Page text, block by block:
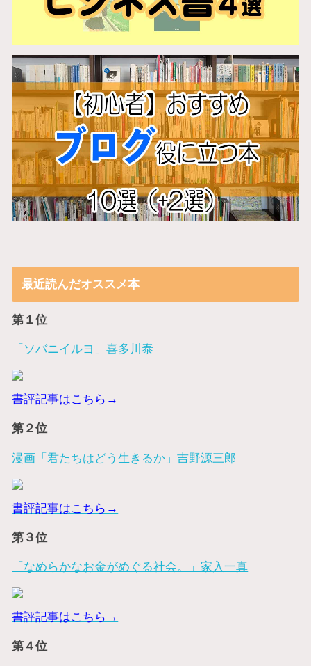
最近読んだオススメ本
第１位
「ソバニイルヨ」喜多川泰
書評記事はこちら→
第２位
漫画「君たちはどう生きるか」吉野源三郎
書評記事はこちら→
第３位
「なめらかなお金がめぐる社会。」家入一真
書評記事はこちら→
第４位